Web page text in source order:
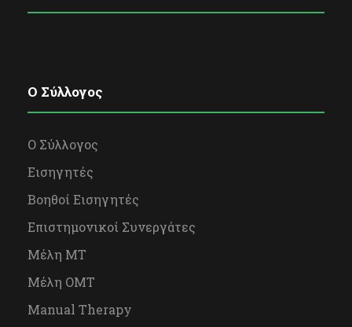
O Σύλλογος
Ο Σύλλογος
Εισηγητές
Βοηθοί Εισηγητές
Επιστημονικοί Συνεργάτες
Μέλη ΜΤ
Μέλη OΜΤ
Manual Therapy